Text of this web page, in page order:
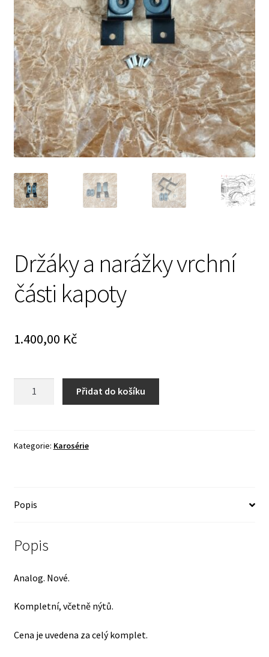
Prodávající – kontaktní informace
Způsoby úhrady
O nás
Držáky a narážky vrchní
části kapoty
1.400,00 Kč
části
Přidat do košíku
Kategorie: Karosérie
Popis
Popis
Analog. Nové.
Kompletní, včetně nýtů.
Cena je uvedena za celý komplet.